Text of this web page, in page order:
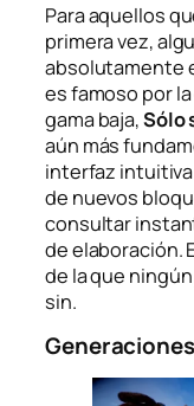
Para aquellos
primera vez,
absolutamente
es famoso por
gama baja,Sólo
aún más
interfaz
de nuevos
consultar
de elaboración.
de la que
sin.